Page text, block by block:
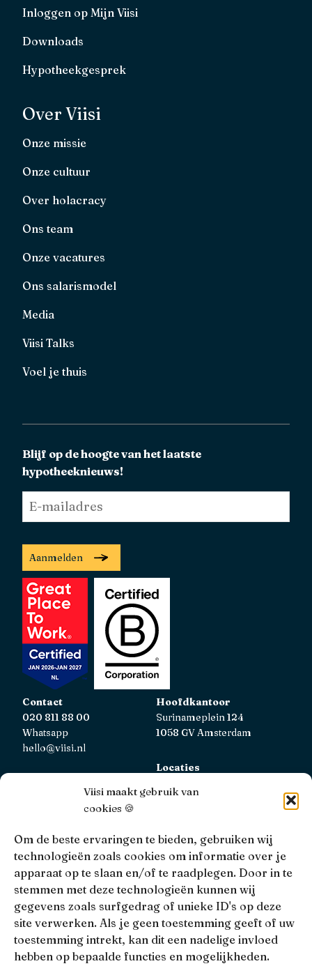
Viisi maakt gebruik van
cookies 🍪
Om de beste ervaringen te bieden, gebruiken wij
technologieën zoals cookies om informatie over je
apparaat op te slaan en/of te raadplegen. Door in te
stemmen met deze technologieën kunnen wij
gegevens zoals surfgedrag of unieke ID's op deze
site verwerken. Als je geen toestemming geeft of uw
toestemming intrekt, kan dit een nadelige invloed
hebben op bepaalde functies en mogelijkheden.
Inloggen op Mijn Viisi
Downloads
Hypotheekgesprek
Over Viisi
Onze missie
Onze cultuur
Over holacracy
Ons team
Onze vacatures
Ons salarismodel
Media
Viisi Talks
Voel je thuis
Blijf op de hoogte van het laatste
hypotheeknieuws!
mailadres *
Aanmelden
Contact
020 811 88 00
Whatsapp
hello@viisi.nl
Hoofdkantoor
Surinameplein 124
1058 GV Amsterdam
Locaties
Viisi Hypotheken is geregistreerd bij de AFM.
Registratienummer: 12039833
KiFiD
Niet tevreden over onze interne klachtbehandeling, dan
kun je terecht bijKiFiD.